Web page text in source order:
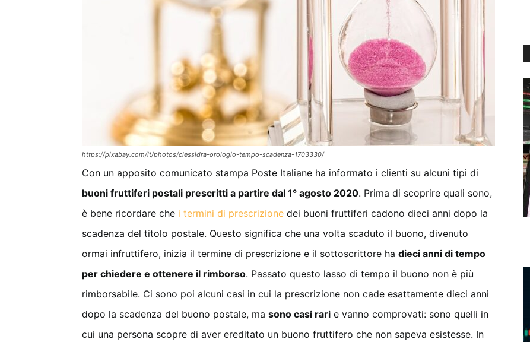
https://pixabay.com/it/photos/clessidra-orologio-tempo-scadenza-1703330/
Con un apposito comunicato stampa Poste Italiane ha informato i clienti su alcuni tipi di
buoni fruttiferi postali prescritti a partire dal 1° agosto 2020. Prima di scoprire quali sono,
è bene ricordare che i termini di prescrizione dei buoni fruttiferi cadono dieci anni dopo la
scadenza del titolo postale. Questo significa che una volta scaduto il buono, divenuto
ormai infruttifero, inizia il termine di prescrizione e il sottoscrittore ha dieci anni di tempo
per chiedere e ottenere il rimborso. Passato questo lasso di tempo il buono non è più
rimborsabile. Ci sono poi alcuni casi in cui la prescrizione non cade esattamente dieci anni
dopo la scadenza del buono postale, ma sono casi rari e vanno comprovati: sono quelli in
cui una persona scopre di aver ereditato un buono fruttifero che non sapeva esistesse. In